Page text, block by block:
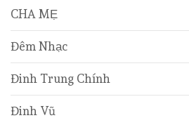
CHA MẸ
Đêm Nhạc
Đinh Trung Chính
Đinh Vũ